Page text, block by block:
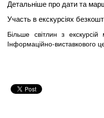
Детальніше про дати та
Участь в екскурсіях
Більше світлин з
Інформаційно-виставкового